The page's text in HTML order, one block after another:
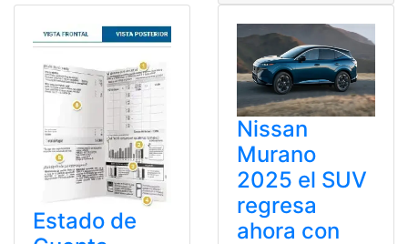
Estado de
Nissan
Murano
2025 el SUV
regresa
ahora con